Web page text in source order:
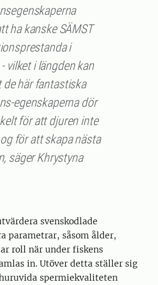
ha kanske SÄMST
i
vilket i längden kan
de här fantastiska
egenskaperna dör
för att djuren inte
för att skapa nästa
säger Khrystyna
svenskodlade
parametrar, såsom ålder,
roll när under fiskens
in. Utöver detta ställer sig
spermiekvaliteten